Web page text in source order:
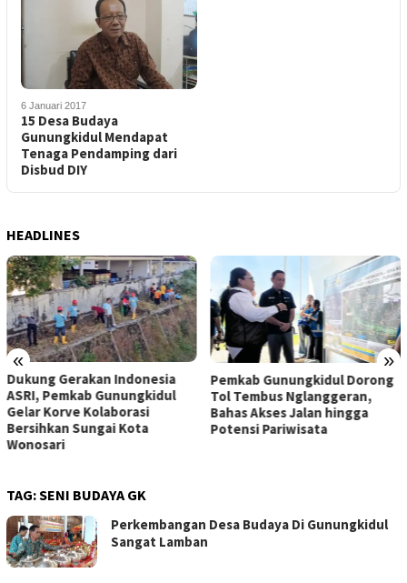
6 Januari 2017
15 Desa Budaya
Gunungkidul Mendapat
Tenaga Pendamping dari
Disbud DIY
HEADLINES
« »
Dukung Gerakan Indonesia
ASRI, Pemkab Gunungkidul
Gelar Korve Kolaborasi
Bersihkan Sungai Kota
Wonosari
Pemkab Gunungkidul Dorong
Tol Tembus Nglanggeran,
Bahas Akses Jalan hingga
Potensi Pariwisata
TAG:SENI BUDAYA GK
Perkembangan Desa Budaya Di Gunungkidul
Sangat Lamban